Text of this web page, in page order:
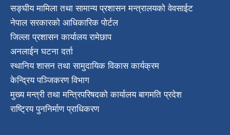
सङ्घीय मामिला तथा सामान्य प्रशासन मन्त्रालयको वेवसाईट
नेपाल सरकारको आधिकारिक पोर्टल
जिल्ला प्रशासन कार्यालय रामेछाप
अनलाईन घटना दर्ता
स्थानिय शासन तथा सामुदायिक विकास कार्यक्रम
केन्द्रिय पञ्जिकरण विभाग
मुख्य मन्त्री तथा मन्त्रिपरिषदको कार्यालय बागमति प्रदेश
राष्ट्रिय पुननिर्माण प्राधिकरण